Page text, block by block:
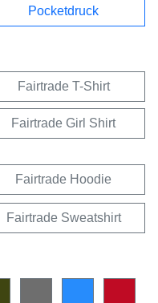
Pocketdruck
Fairtrade T-Shirt
Fairtrade Girl Shirt
Fairtrade Hoodie
Fairtrade Sweatshirt